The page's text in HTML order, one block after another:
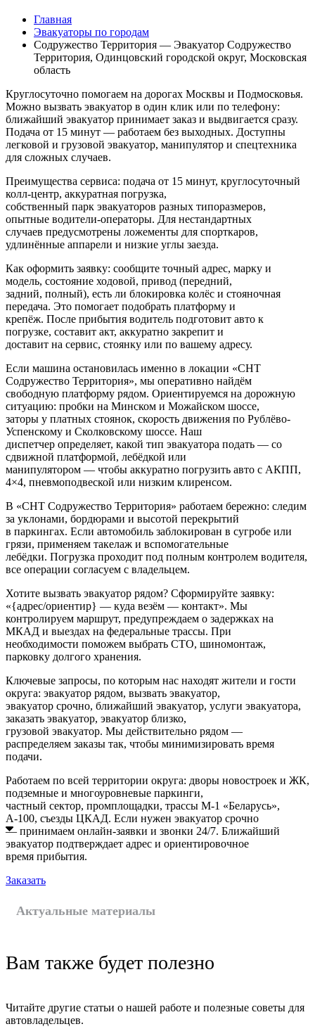
Главная
Эвакуаторы по городам
Содружество Территория — Эвакуатор Содружество
Территория, Одинцовский городской округ, Московская
область
Круглосуточно помогаем на дорогах Москвы и Подмосковья.
Можно вызвать эвакуатор в один клик или по телефону:
ближайший эвакуатор принимает заказ и выдвигается сразу.
Подача от 15 минут — работаем без выходных. Доступны
легковой и грузовой эвакуатор, манипулятор и спецтехника
для сложных случаев.
Преимущества сервиса: подача от 15 минут, круглосуточный
колл‑центр, аккуратная погрузка,
собственный парк эвакуаторов разных типоразмеров,
опытные водители-операторы. Для нестандартных
случаев предусмотрены ложементы для спорткаров,
удлинённые аппарели и низкие углы заезда.
Как оформить заявку: сообщите точный адрес, марку и
модель, состояние ходовой, привод (передний,
задний, полный), есть ли блокировка колёс и стояночная
передача. Это помогает подобрать платформу и
крепёж. После прибытия водитель подготовит авто к
погрузке, составит акт, аккуратно закрепит и
доставит на сервис, стоянку или по вашему адресу.
Если машина остановилась именно в локации «СНТ
Содружество Территория», мы оперативно найдём
свободную платформу рядом. Ориентируемся на дорожную
ситуацию: пробки на Минском и Можайском шоссе,
заторы у платных стоянок, скорость движения по Рублёво-
Успенскому и Сколковскому шоссе. Наш
диспетчер определяет, какой тип эвакуатора подать — со
сдвижной платформой, лебёдкой или
манипулятором — чтобы аккуратно погрузить авто с АКПП,
4×4, пневмоподвеской или низким клиренсом.
В «СНТ Содружество Территория» работаем бережно: следим
за уклонами, бордюрами и высотой перекрытий
в паркингах. Если автомобиль заблокирован в сугробе или
грязи, применяем такелаж и вспомогательные
лебёдки. Погрузка проходит под полным контролем водителя,
все операции согласуем с владельцем.
Хотите вызвать эвакуатор рядом? Сформируйте заявку:
«{адрес/ориентир} — куда везём — контакт». Мы
контролируем маршрут, предупреждаем о задержках на
МКАД и выездах на федеральные трассы. При
необходимости поможем выбрать СТО, шиномонтаж,
парковку долгого хранения.
Ключевые запросы, по которым нас находят жители и гости
округа: эвакуатор рядом, вызвать эвакуатор,
эвакуатор срочно, ближайший эвакуатор, услуги эвакуатора,
заказать эвакуатор, эвакуатор близко,
грузовой эвакуатор. Мы действительно рядом —
распределяем заказы так, чтобы минимизировать время
подачи.
Работаем по всей территории округа: дворы новостроек и ЖК,
подземные и многоуровневые паркинги,
частный сектор, промплощадки, трассы М‑1 «Беларусь»,
А‑100, съезды ЦКАД. Если нужен эвакуатор срочно
— принимаем онлайн-заявки и звонки 24/7. Ближайший
эвакуатор подтверждает адрес и ориентировочное
время прибытия.
Заказать
Актуальные материалы
Вам также будет полезно
Читайте другие статьи о нашей работе и полезные советы для
автовладельцев.